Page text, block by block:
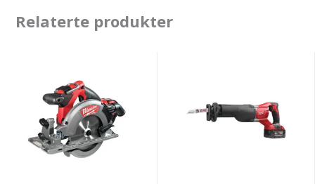
Relaterte produkter
Sirkelsag
CCS55-
502X
BSX